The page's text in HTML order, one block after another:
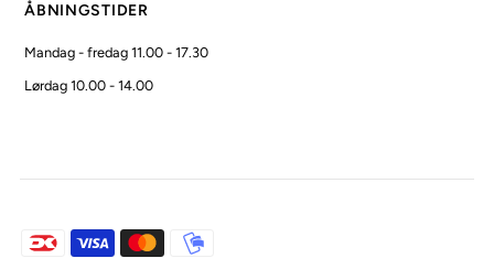
ÅBNINGSTIDER
Mandag - fredag 11.00 - 17.30
Lørdag 10.00 - 14.00